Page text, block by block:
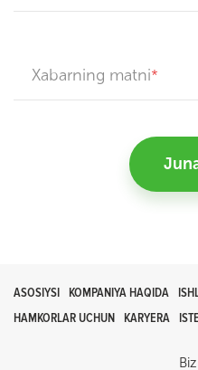
Xabarning matni
ASOSIYSI KOMPANIYA HAQIDA
HAMKORLAR UCHUN
KARYERA